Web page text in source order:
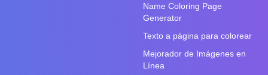
Name Coloring Page
Generator
Texto a página para colorear
Mejorador de Imágenes en
Línea